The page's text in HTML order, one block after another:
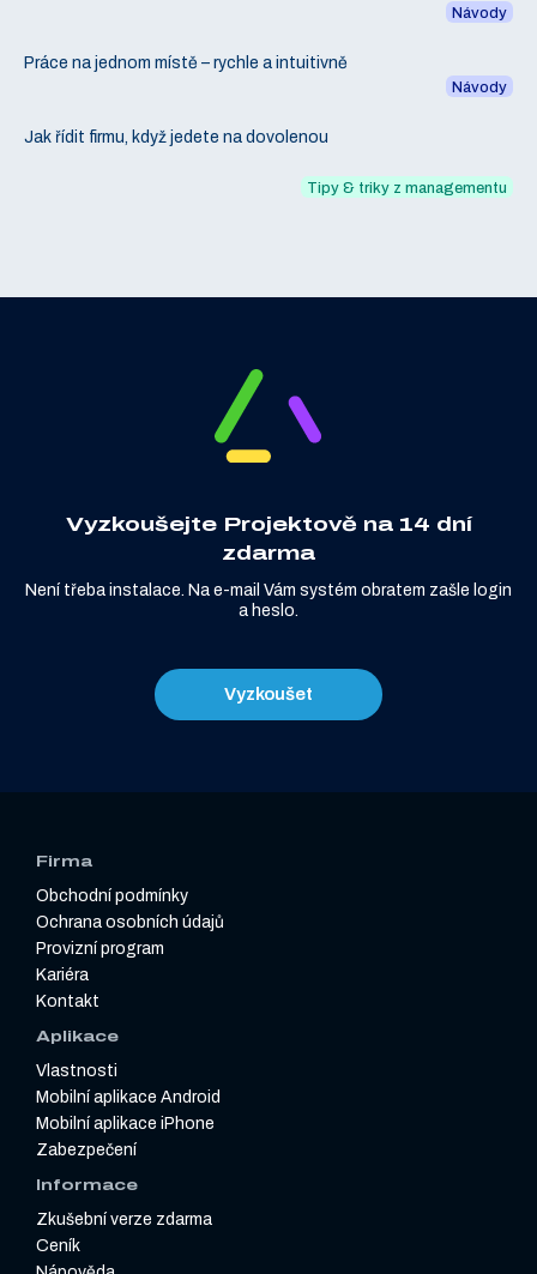
Návody
Práce na jednom místě – rychle a intuitivně
Návody
Jak řídit firmu, když jedete na dovolenou
Tipy & triky z managementu
Vyzkoušejte Projektově na 14 dní
zdarma
Není třeba instalace. Na e-mail Vám systém obratem zašle login
a heslo.
Vyzkoušet
Firma
Obchodní podmínky
Ochrana osobních údajů
Provizní program
Kariéra
Kontakt
Aplikace
Vlastnosti
Mobilní aplikace Android
Mobilní aplikace iPhone
Zabezpečení
Informace
Zkušební verze zdarma
Ceník